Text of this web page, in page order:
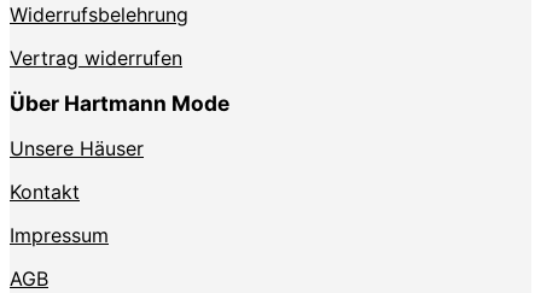
Widerrufsbelehrung
Vertrag widerrufen
Über Hartmann Mode
Unsere Häuser
Kontakt
Impressum
AGB